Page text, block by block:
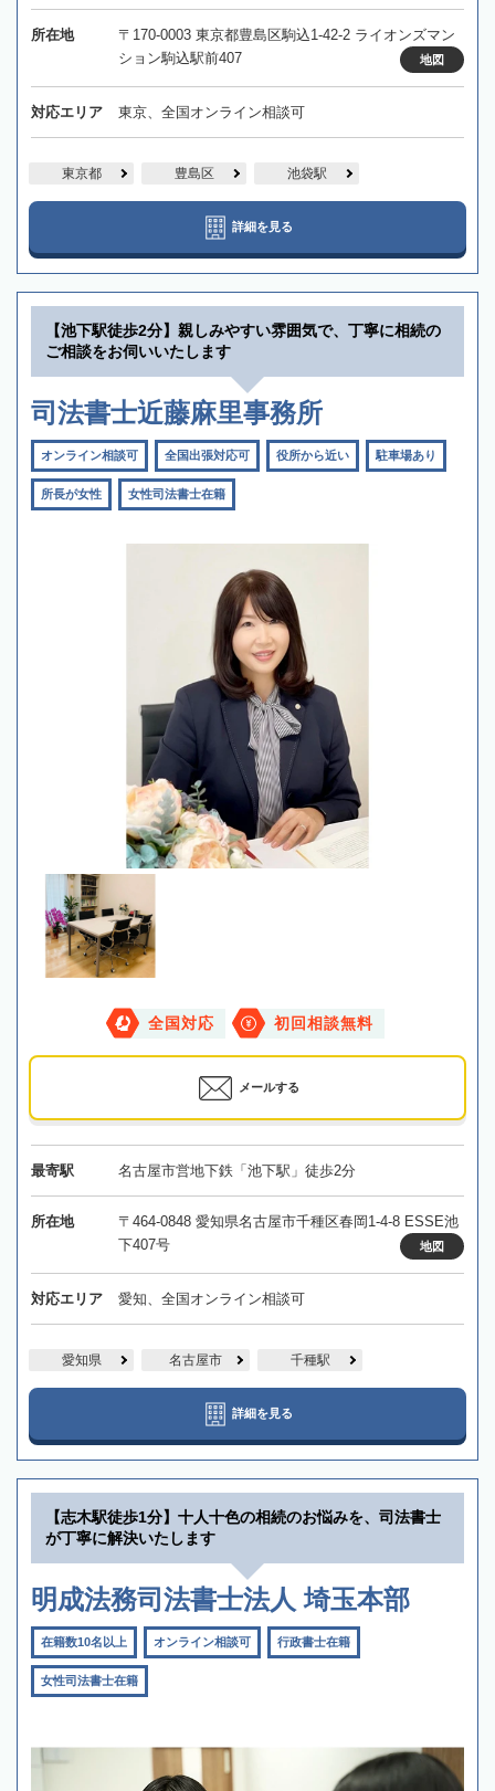
所在地
〒170-0003 東京都豊島区駒込1-42-2 ライオンズマン
ション駒込駅前407
地図
対応エリア 東京、全国オンライン相談可
東京都 豊島区 池袋駅
詳細を見る
【池下駅徒歩2分】親しみやすい雰囲気で、丁寧に相続の
ご相談をお伺いいたします
司法書士近藤麻里事務所
オンライン相談可 全国出張対応可 役所から近い 駐車場あり
所長が女性 女性司法書士在籍
全国対応 初回相談無料
メールする
最寄駅 名古屋市営地下鉄「池下駅」徒歩2分
所在地
〒464-0848 愛知県名古屋市千種区春岡1-4-8 ESSE池
下407号
地図
対応エリア 愛知、全国オンライン相談可
愛知県 名古屋市 千種駅
詳細を見る
【志木駅徒歩1分】十人十色の相続のお悩みを、司法書士
が丁寧に解決いたします
明成法務司法書士法人 埼玉本部
在籍数10名以上 オンライン相談可 行政書士在籍
女性司法書士在籍